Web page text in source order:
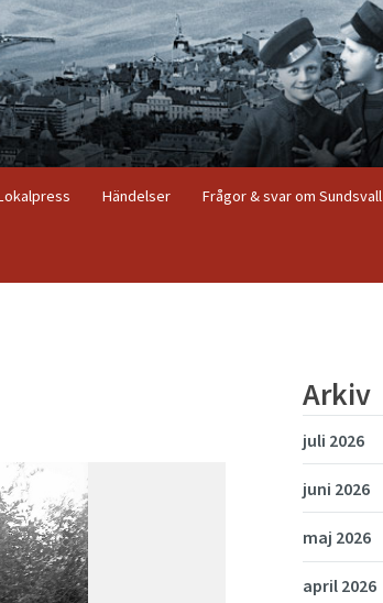
Händelser Frågor & svar om Sundsvall
Arkiv
juli 2026
juni 2026
maj 2026
april 2026